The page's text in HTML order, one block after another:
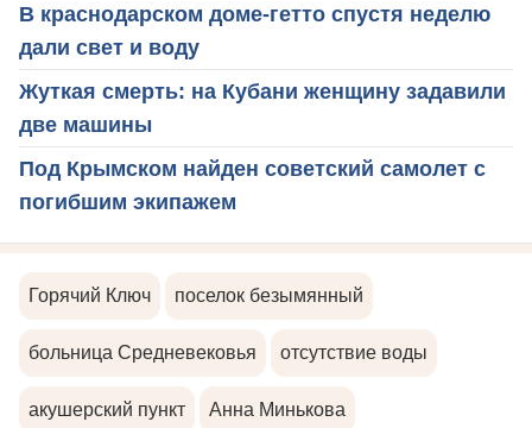
В краснодарском доме-гетто спустя неделю
дали свет и воду
Жуткая смерть: на Кубани женщину задавили
две машины
Под Крымском найден советский самолет с
погибшим экипажем
Горячий Ключ поселок безымянный
больница Средневековья отсутствие воды
акушерский пункт Анна Минькова